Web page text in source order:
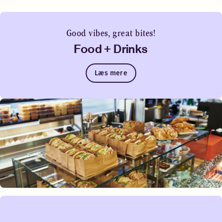
Good vibes, great bites!
Food + Drinks
Læs mere
venter.
Sengemuligheder
Queen-size seng (160 cm)